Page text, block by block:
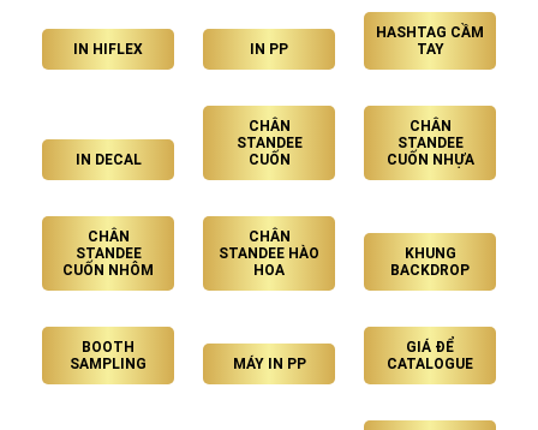
IN HIFLEX IN PP
HASHTAG CẦM
TAY
IN DECAL
CHÂN
STANDEE
CUỐN
CHÂN
STANDEE
CUỐN NHỰA
CHÂN
STANDEE
CUỐN NHÔM
CHÂN
STANDEE HÀO
HOA
KHUNG
BACKDROP
BOOTH
SAMPLING
MÁY IN PP
GIÁ ĐỂ
CATALOGUE